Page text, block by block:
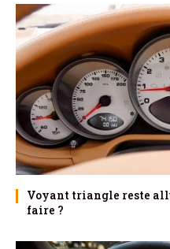
Voyant triangle reste
faire ?